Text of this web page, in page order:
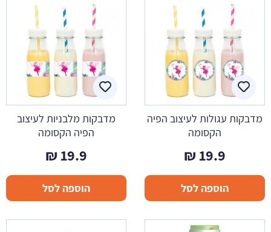
מדבקות עגולות לעיצוב הפיה
הקסומה
19.9
₪
הוספה לסל
מדבקות מלבניות לעיצוב
הפיה הקסומה
19.9
₪
הוספה לסל